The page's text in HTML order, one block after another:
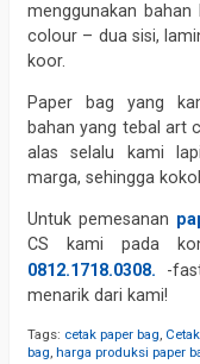
menggunakan
colour – dua sisi,
koor.
Paper bag yang
bahan yang tebal art
alas selalu kami
marga, sehingga
Untuk pemesanan
CS kami pada
0812.1718.0308. -
menarik dari kami!
Tags: cetak paper bag
bag harga produksi paper